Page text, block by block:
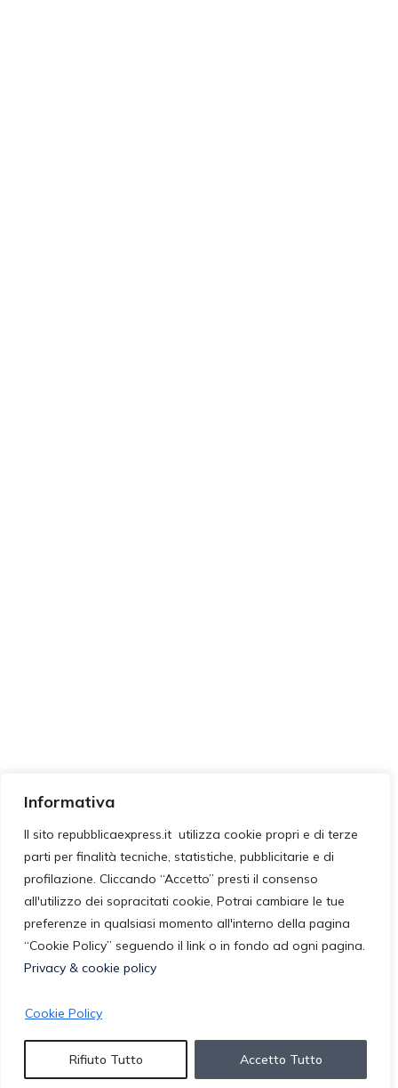
Informativa
Il sito repubblicaexpress.it utilizza cookie propri e di terze
parti per finalità tecniche, statistiche, pubblicitarie e di
profilazione. Cliccando “Accetto” presti il consenso
all'utilizzo dei sopracitati cookie, Potrai cambiare le tue
preferenze in qualsiasi momento all'interno della pagina
“Cookie Policy” seguendo il link o in fondo ad ogni pagina.
Privacy & cookie policy
Cookie Policy
Rifiuto Tutto Accetto Tutto